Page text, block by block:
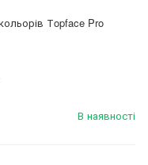
Тopface Pro
В наявності